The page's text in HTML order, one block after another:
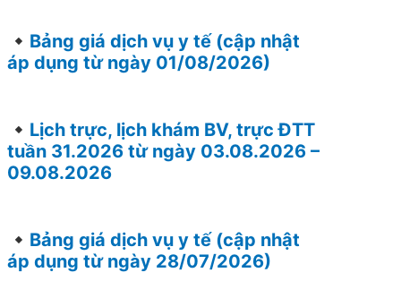
Bảng giá dịch vụ y tế (cập nhật
áp dụng từ ngày 01/08/2026)
Lịch trực, lịch khám BV, trực ĐTT
tuần 31.2026 từ ngày 03.08.2026 –
09.08.2026
Bảng giá dịch vụ y tế (cập nhật
áp dụng từ ngày 28/07/2026)